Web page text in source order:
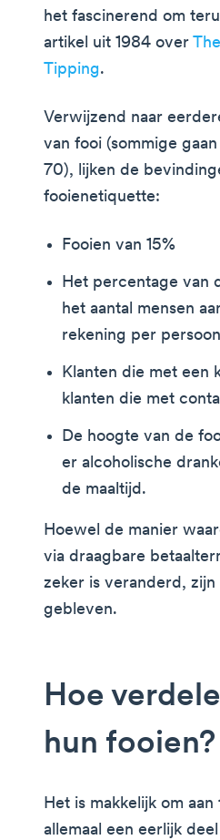
het fascinerend om
artikel uit 1984 over
Tipping.
Verwijzend naar
van fooi (sommige
70), lijken de
fooienetiquette:
Fooien van 15%
Het percentage van
het aantal mensen
rekening per
Klanten die met een
klanten die met
De hoogte van de
er alcoholische
de maaltijd.
Hoewel de manier
via draagbare
zeker is veranderd,
gebleven.
Hoe
hun fooien?
Het is makkelijk om
allemaal een eerlijk